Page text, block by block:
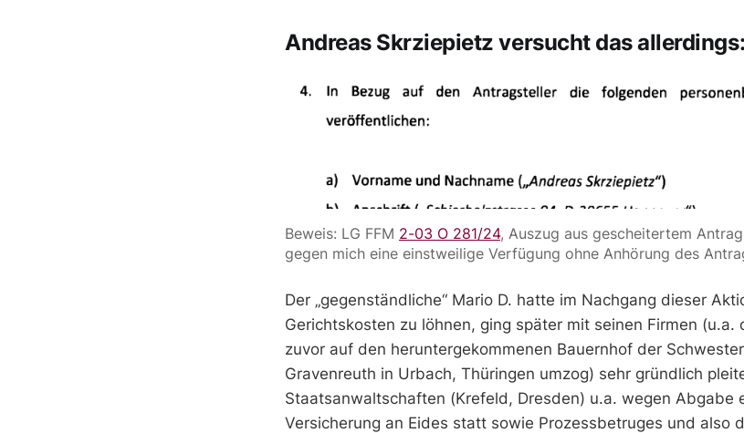
Andreas Skrziepietz versucht das allerdings:
Beweis: LG FFM 2-03 O 281/24, Auszug aus gescheitertem
gegen mich eine einstweilige Verfügung ohne Anhörung des
Der „gegenständliche“ Mario D. hatte im Nachgang dieser
Gerichtskosten zu löhnen, ging später mit seinen Firmen (u.a.
zuvor auf den heruntergekommenen Bauernhof der
Gravenreuth in Urbach, Thüringen umzog) sehr gründlich
Staatsanwaltschaften (Krefeld, Dresden) u.a. wegen Abgabe
Versicherung an Eides statt sowie Prozessbetruges und also